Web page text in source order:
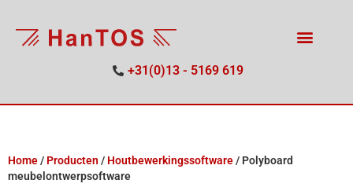
+31(0)13 - 5169 619
Home/ Producten / Houtbewerkingssoftware/ Polyboard
meubelontwerpsoftware